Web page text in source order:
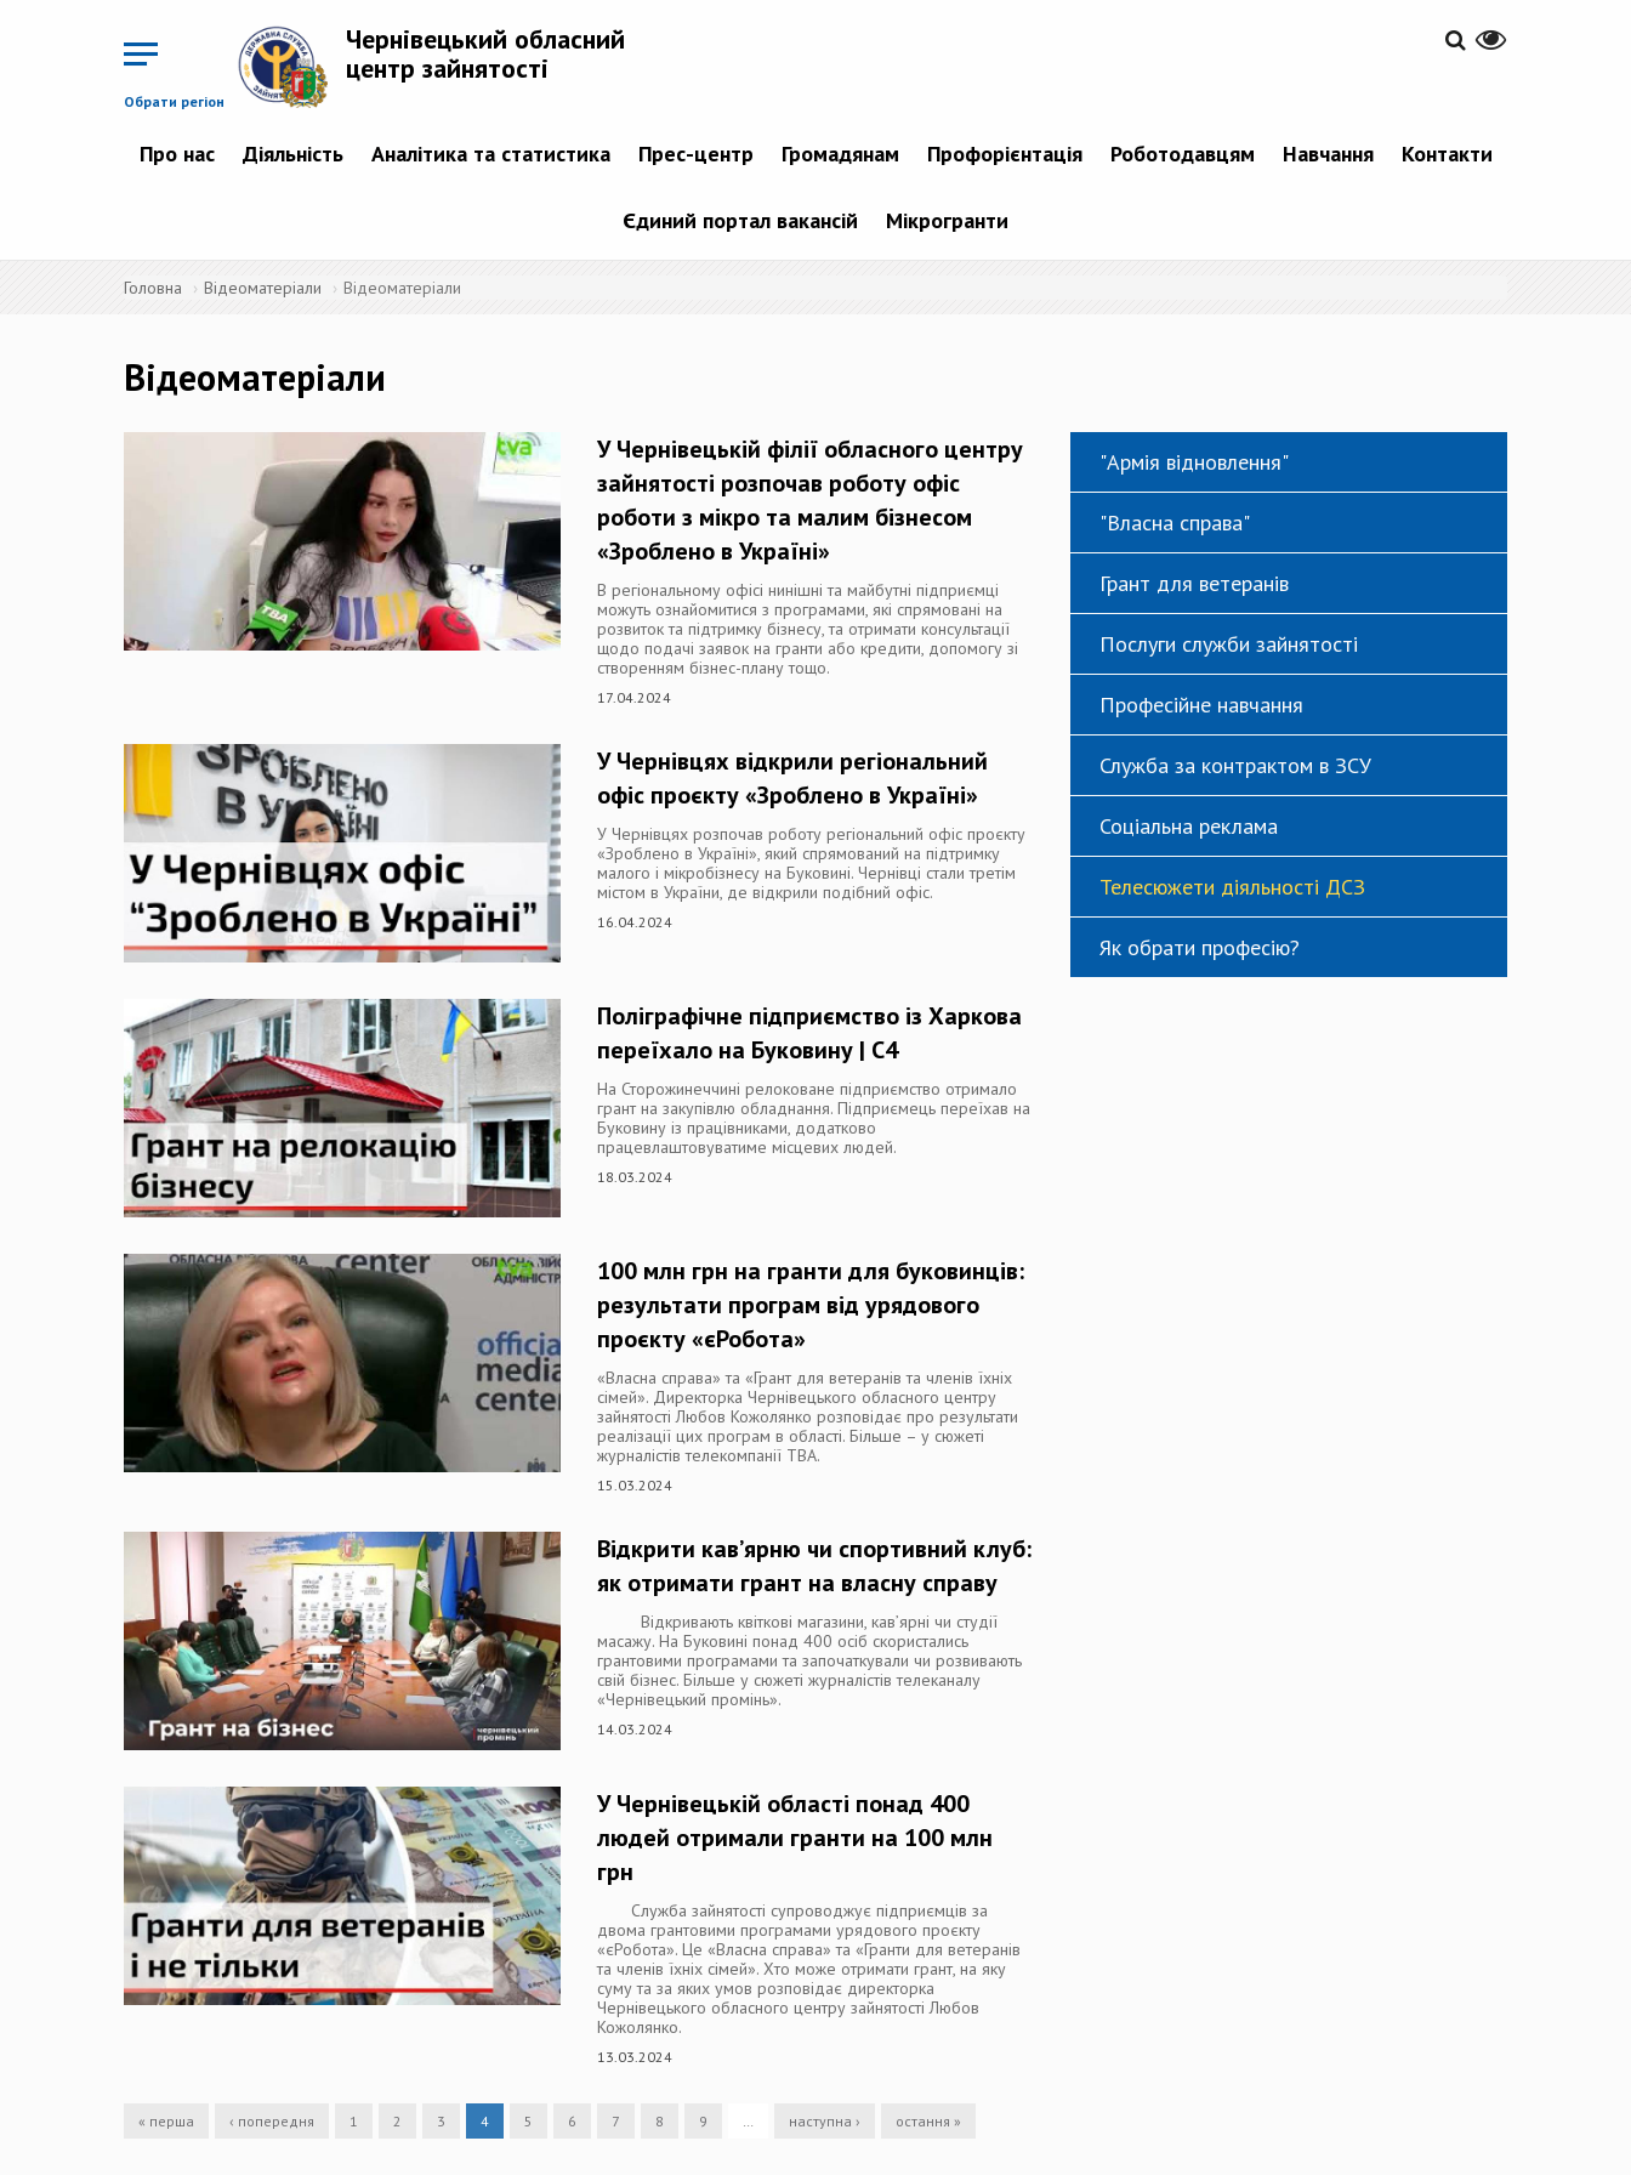
Обрати регіон
Чернівецький обласний
центр зайнятості
Про нас Діяльність Аналітика та статистика Прес-центр Громадянам Профорієнтація Роботодавцям Навчання Контакти
Єдиний портал вакансій Мікрогранти
Головна Відеоматеріали Відеоматеріали
Відеоматеріали
У Чернівецькій філії обласного центру
зайнятості розпочав роботу офіс
роботи з мікро та малим бізнесом
«Зроблено в Україні»
В регіональному офісі нинішні та майбутні підприємці
можуть ознайомитися з програмами, які спрямовані на
розвиток та підтримку бізнесу, та отримати консультації
щодо подачі заявок на гранти або кредити, допомогу зі
створенням бізнес-плану тощо.
17.04.2024
У Чернівцях відкрили регіональний
офіс проєкту «Зроблено в Україні»
У Чернівцях розпочав роботу регіональний офіс проєкту
«Зроблено в Україні», який спрямований на підтримку
малого і мікробізнесу на Буковині. Чернівці стали третім
містом в України, де відкрили подібний офіс.
16.04.2024
Поліграфічне підприємство із Харкова
переїхало на Буковину | C4
На Сторожинеччині релоковане підприємство отримало
грант на закупівлю обладнання. Підприємець переїхав на
Буковину із працівниками, додатково
працевлаштовуватиме місцевих людей.
18.03.2024
100 млн грн на гранти для буковинців:
результати програм від урядового
проєкту «єРобота»
«Власна справа» та «Грант для ветеранів та членів їхніх
сімей». Директорка Чернівецького обласного центру
зайнятості Любов Кожолянко розповідає про результати
реалізації цих програм в області. Більше – у сюжеті
журналістів телекомпанії ТВА.
15.03.2024
Відкрити кав’ярню чи спортивний клуб:
як отримати грант на власну справу
Відкривають квіткові магазини, кав’ярні чи студії
масажу. На Буковині понад 400 осіб скористались
грантовими програмами та започаткували чи розвивають
свій бізнес. Більше у сюжеті журналістів телеканалу
«Чернівецький промінь».
14.03.2024
У Чернівецькій області понад 400
людей отримали гранти на 100 млн
грн
Служба зайнятості супроводжує підприємців за
двома грантовими програмами урядового проєкту
«єРобота». Це «Власна справа» та «Гранти для ветеранів
та членів їхніх сімей». Хто може отримати грант, на яку
суму та за яких умов розповідає директорка
Чернівецького обласного центру зайнятості Любов
Кожолянко.
13.03.2024
« перша ‹ попередня 1 2 3 4 5 6 7 8 9 наступна › остання »
"Армія відновлення"
"Власна справа"
Грант для ветеранів
Послуги служби зайнятості
Професійне навчання
Служба за контрактом в ЗСУ
Соціальна реклама
Телесюжети діяльності ДСЗ
Як обрати професію?